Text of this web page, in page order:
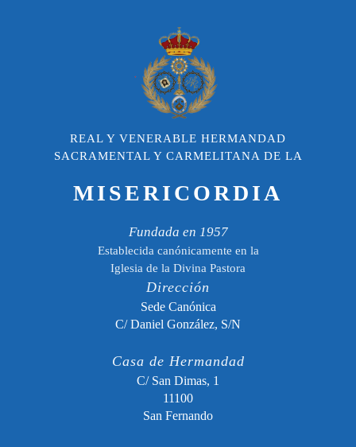
REAL Y VENERABLE HERMANDAD
SACRAMENTAL Y CARMELITANA DE LA
MISERICORDIA
Fundada en 1957
Establecida canónicamente en la
Iglesia de la Divina Pastora
Dirección
Sede Canónica
C/ Daniel González, S/N
Casa de Hermandad
C/ San Dimas, 1
11100
San Fernando